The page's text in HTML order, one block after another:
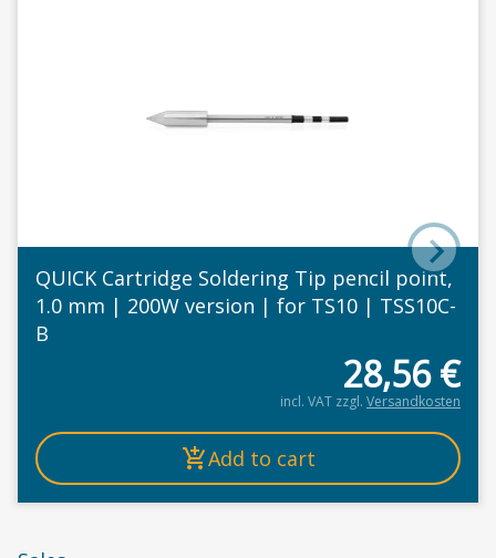
QUICK Cartridge Soldering Tip pencil point,
1.0 mm | 200W version | for TS10 | TSS10C-
B
28,56€
incl. VAT zzgl. Versandkosten
Add to cart